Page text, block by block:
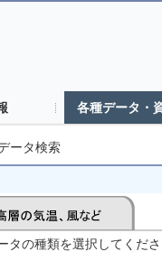
各種データ・
ータ検索
タの種類を選択してくだ